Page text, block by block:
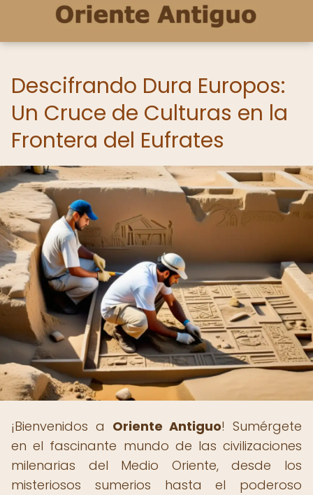
Descifrando Dura Europos:
Un Cruce de Culturas en la
Frontera del Eufrates
¡Bienvenidos a Oriente Antiguo! Sumérgete
en el fascinante mundo de las civilizaciones
milenarias del Medio Oriente, desde los
misteriosos sumerios hasta el poderoso